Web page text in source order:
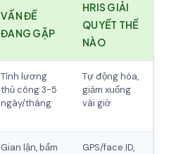
VẤN ĐỀ
ĐANG GẶP
HRIS GIẢI
QUYẾT THẾ
NÀO
Tính lương
thủ công 3-5
ngày/tháng
Tự động hóa,
giảm xuống
vài giờ
Gian lận, bấm
GPS/face ID,